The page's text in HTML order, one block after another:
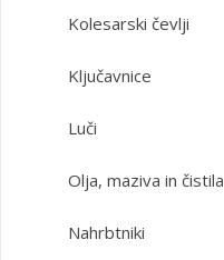
Kolesarski čevlji
Ključavnice
Luči
Olja, maziva in čistila
Nahrbtniki